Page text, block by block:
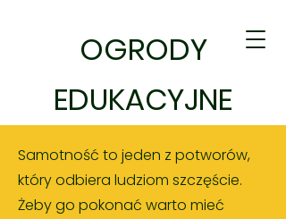
OGRODY
EDUKACYJNE
Samotność to jeden z potworów,
który odbiera ludziom szczęście.
Żeby go pokonać warto mieć